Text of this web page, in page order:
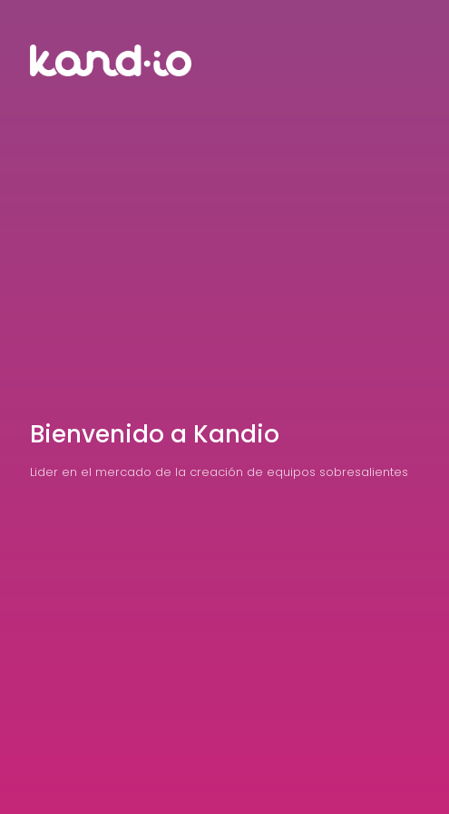
Bienvenido a Kandio
Lider en el mercado de la creación de equipos sobresalientes